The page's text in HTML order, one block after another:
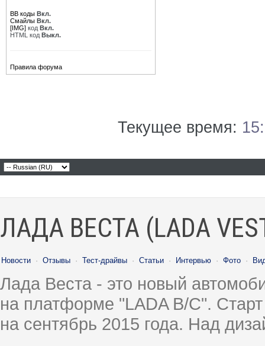
BB коды Вкл.
Смайлы Вкл.
[IMG] код Вкл.
HTML код Выкл.
Правила форума
Текущее время:
ЛАДА ВЕСТА (LADA
Новости · Отзывы · Тест-драйвы · Статьи · Интервью · Фото ·
Лада Веста - это новый
на платформе "LADA B/C".
на сентябрь 2015 года. Над